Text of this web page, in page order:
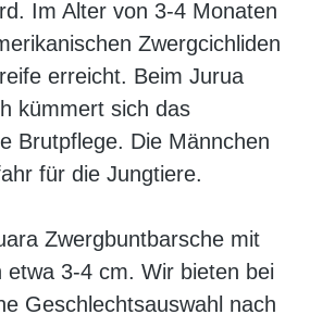
Im Alter von 3-4 Monaten
Zwergcichliden
erreicht. Beim Jurua
kümmert sich das
Brutpflege. Die Männchen
für die Jungtiere.
Zwergbuntbarsche mit
3-4 cm. Wir bieten bei
Geschlechtsauswahl nach